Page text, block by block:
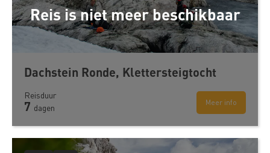
Reis is niet meer beschikbaar
Dachstein Ronde, Klettersteigtocht
Meer info
Reisduur
7 dagen